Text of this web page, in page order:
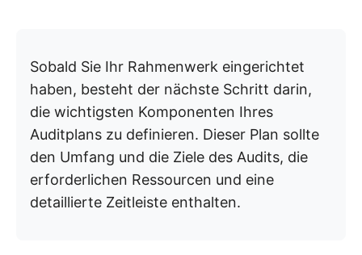
Sobald Sie Ihr Rahmenwerk eingerichtet
haben, besteht der nächste Schritt darin,
die wichtigsten Komponenten Ihres
Auditplans zu definieren. Dieser Plan sollte
den Umfang und die Ziele des Audits, die
erforderlichen Ressourcen und eine
detaillierte Zeitleiste enthalten.